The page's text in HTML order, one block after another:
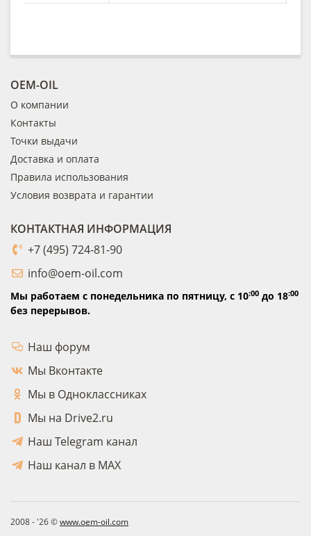
OEM-OIL
О компании
Контакты
Точки выдачи
Доставка и оплата
Правила использования
Условия возврата и гарантии
КОНТАКТНАЯ ИНФОРМАЦИЯ
+7 (495) 724-81-90
info@oem-oil.com
Мы работаем с понедельника по пятницу, с 10:00 до 18:00
без перерывов.
Наш форум
Мы Вконтакте
Мы в Одноклассниках
Мы на Drive2.ru
Наш Telegram канал
Наш канал в MAX
2008 - '26 ©www.oem-oil.com